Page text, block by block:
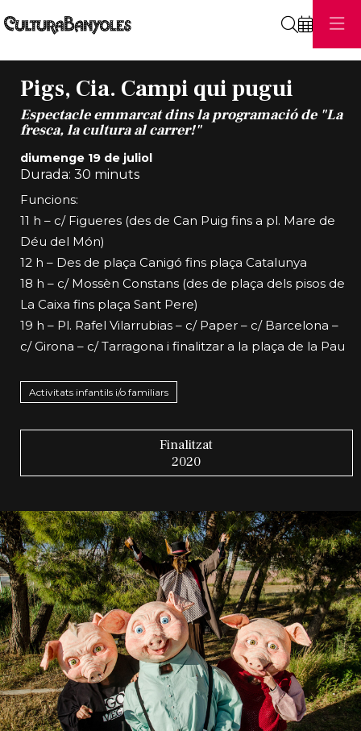
Pigs, Cia. Campi qui pugui
Espectacle emmarcat dins la programació de "La
fresca, la cultura al carrer!"
diumenge 19 de juliol
Durada: 30 minuts
Funcions:
11 h – c/ Figueres (des de Can Puig fins a pl. Mare de
Déu del Món)
12 h – Des de plaça Canigó fins plaça Catalunya
18 h – c/ Mossèn Constans (des de plaça dels pisos de
La Caixa fins plaça Sant Pere)
19 h – Pl. Rafel Vilarrubias – c/ Paper – c/ Barcelona –
c/ Girona – c/ Tarragona i finalitzar a la plaça de la Pau
Activitats infantils i/o familiars
Finalitzat
2020